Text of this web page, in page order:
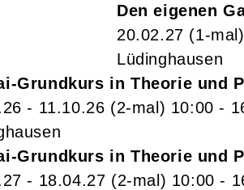
Den eigenen
20.02.27 (1-
Lüdinghausen
Grundkurs in Theorie und
- 11.10.26 (2-mal) 10:00 -
Grundkurs in Theorie und
- 18.04.27 (2-mal) 10:00 -